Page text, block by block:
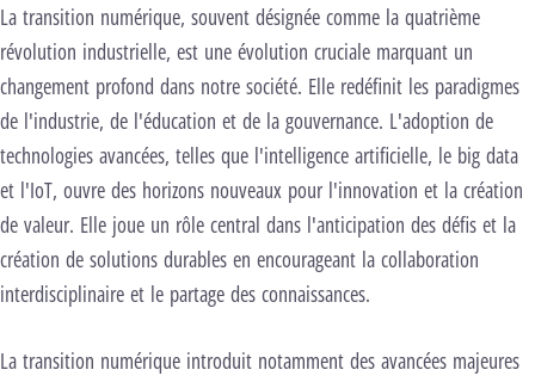
La transition numérique, souvent désignée comme la quatrième
révolution industrielle, est une évolution cruciale marquant un
changement profond dans notre société. Elle redéfinit les paradigmes
de l'industrie, de l'éducation et de la gouvernance. L'adoption de
technologies avancées, telles que l'intelligence artificielle, le big data
et l'IoT, ouvre des horizons nouveaux pour l'innovation et la création
de valeur. Elle joue un rôle central dans l'anticipation des défis et la
création de solutions durables en encourageant la collaboration
interdisciplinaire et le partage des connaissances.
La transition numérique introduit notamment des avancées majeures